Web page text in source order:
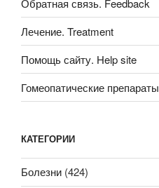
Обратная связь. Feedback
Лечение. Treatment
Помощь сайту. Help site
Гомеопатические препараты
КАТЕГОРИИ
Болезни (424)